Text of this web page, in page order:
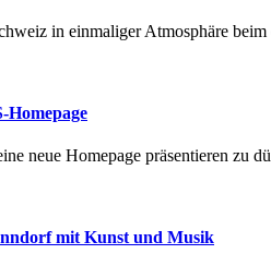
in einmaliger Atmosphäre
Homepage
neue Homepage präsentieren
mit Kunst und Musik